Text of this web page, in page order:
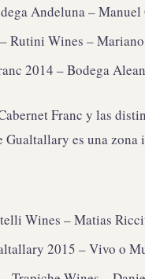
Andeluna –
Rutini Wines –
2014 – Bodega
Franc y las
Gualtallary es una
Wines – Matias
2015 – Vivo o